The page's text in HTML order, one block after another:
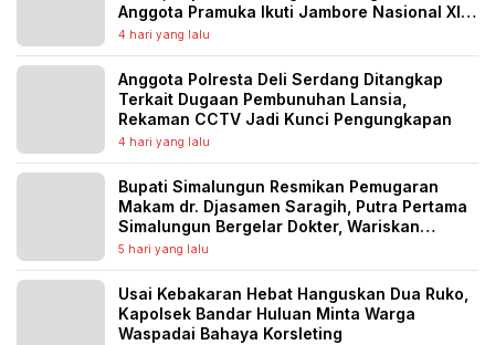
Anggota Pramuka Ikuti Jambore Nasional XII
Tahun 2026
4 hari yang lalu
Anggota Polresta Deli Serdang Ditangkap
Terkait Dugaan Pembunuhan Lansia,
Rekaman CCTV Jadi Kunci Pengungkapan
4 hari yang lalu
Bupati Simalungun Resmikan Pemugaran
Makam dr. Djasamen Saragih, Putra Pertama
Simalungun Bergelar Dokter, Wariskan
Semangat Pengabdian untuk Generasi
Penerus
5 hari yang lalu
Usai Kebakaran Hebat Hanguskan Dua Ruko,
Kapolsek Bandar Huluan Minta Warga
Waspadai Bahaya Korsleting